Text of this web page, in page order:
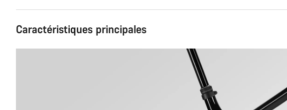
Caractéristiques principales